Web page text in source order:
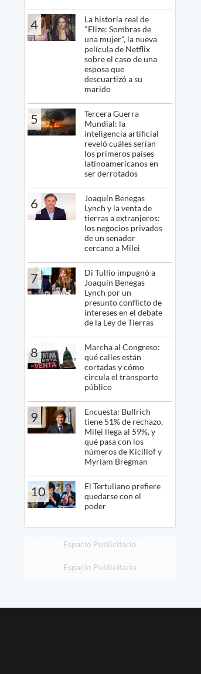
4
La historia real de
"Elize: Sombras de
una mujer", la nueva
película de Netflix
sobre el caso de una
esposa que
descuartizó a su
marido
5
Tercera Guerra
Mundial: la
inteligencia artificial
reveló cuáles serían
los primeros países
latinoamericanos en
ser derrotados
6
Joaquín Benegas
Lynch y la venta de
tierras a extranjeros:
los negocios privados
de un senador
cercano a Milei
7
Di Tullio impugnó a
Joaquín Benegas
Lynch por un
presunto conflicto de
intereses en el debate
de la Ley de Tierras
8
Marcha al Congreso:
qué calles están
cortadas y cómo
circula el transporte
público
9
Encuesta: Bullrich
tiene 51% de rechazo,
Milei llega al 59%, y
qué pasa con los
números de Kicillof y
Myriam Bregman
10
El Tertuliano prefiere
quedarse con el
poder
Espacio Publicitario
Espacio Publicitario